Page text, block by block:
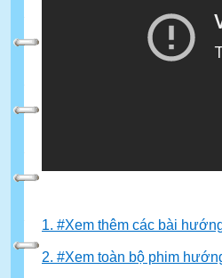
1. #Xem thêm các bài
2. #Xem toàn bộ phim